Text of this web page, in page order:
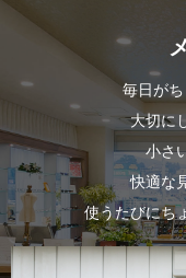
毎日が
大切に
小さ
快適な
使うたびにち